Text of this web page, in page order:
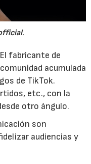
.
fabricante de
acumulada
de TikTok.
etc., con la
otro ángulo.
son
audiencias y